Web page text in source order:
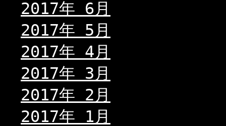
2017年 6月
2017年 5月
2017年 4月
2017年 3月
2017年 2月
2017年 1月